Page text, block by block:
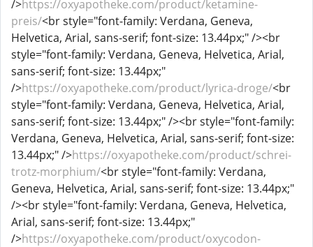
/>https://oxyapotheke.com/product/ketamine-
preis/<br style="font-family: Verdana, Geneva,
Helvetica, Arial, sans-serif; font-size: 13.44px;" /><br
style="font-family: Verdana, Geneva, Helvetica, Arial,
sans-serif; font-size: 13.44px;"
/>https://oxyapotheke.com/product/lyrica-droge/<br
style="font-family: Verdana, Geneva, Helvetica, Arial,
sans-serif; font-size: 13.44px;" /><br style="font-family:
Verdana, Geneva, Helvetica, Arial, sans-serif; font-size:
13.44px;" />https://oxyapotheke.com/product/schrei-
trotz-morphium/<br style="font-family: Verdana,
Geneva, Helvetica, Arial, sans-serif; font-size: 13.44px;"
/><br style="font-family: Verdana, Geneva, Helvetica,
Arial, sans-serif; font-size: 13.44px;"
/>https://oxyapotheke.com/product/oxycodon-